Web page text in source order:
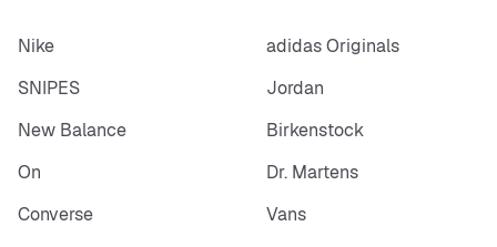
Nike
adidas Originals
SNIPES
Jordan
New Balance
Birkenstock
On
Dr. Martens
Converse
Vans